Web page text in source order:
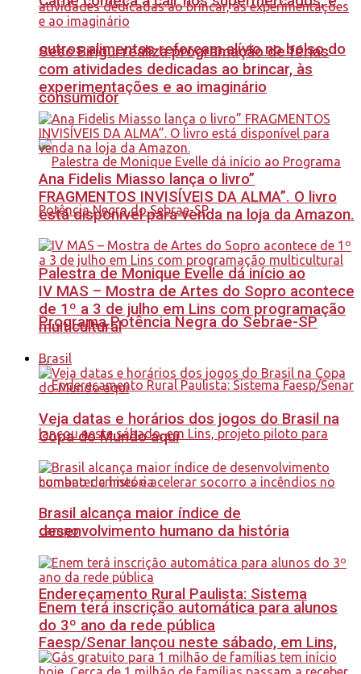
outros alimentos reforçam alívio no bolso do
consumidor
Palestra de Monique Evelle dá início ao
Programa Potência Negra do Sebrae-SP
Endereçamento Rural Paulista: Sistema
Faesp/Senar lançou neste sábado, em Lins,
Sesc Birigui realiza programação de férias
com atividades dedicadas ao brincar, às
experimentações e ao imaginário
Ana Fidelis Miasso lança o livro”
FRAGMENTOS INVISÍVEIS DA ALMA”. O livro
está disponível para venda na loja da Amazon.
IV MAS – Mostra de Artes do Sopro acontece
de 1º a 3 de julho em Lins com programação
multicultural
Brasil
Veja datas e horários dos jogos do Brasil na
Copa do Mundo aqui
Brasil alcança maior índice de
desenvolvimento humano da história
Enem terá inscrição automática para alunos
do 3º ano da rede pública